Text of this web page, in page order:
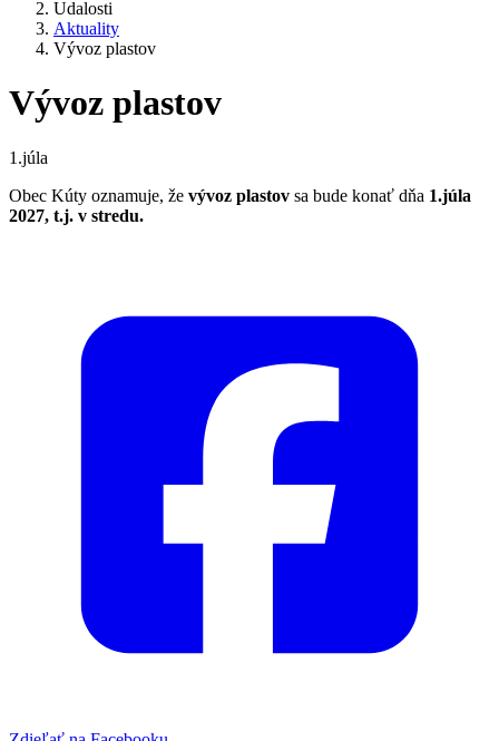
Udalosti
Aktuality
Vývoz plastov
Vývoz plastov
1.júla
Obec Kúty oznamuje, že vývoz plastov sa bude konať dňa 1.júla
2027, t.j. v stredu.